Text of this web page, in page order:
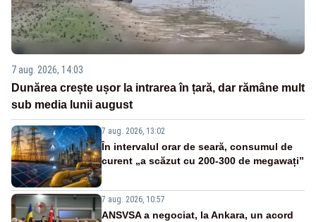
7 aug. 2026, 14:03
Dunărea crește ușor la intrarea în țară, dar rămâne mult
sub media lunii august
7 aug. 2026, 13:02
În intervalul orar de seară, consumul de
curent „a scăzut cu 200-300 de megawați”
7 aug. 2026, 10:57
ANSVSA a negociat, la Ankara, un acord